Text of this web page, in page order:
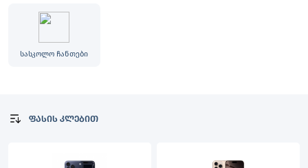
სასკოლო ჩანთები
ფასის კლებით